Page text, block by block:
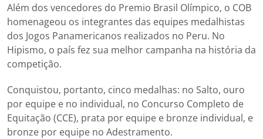
Além dos vencedores do Premio Brasil Olímpico, o COB
homenageou os integrantes das equipes medalhistas
dos Jogos Panamericanos realizados no Peru. No
Hipismo, o país fez sua melhor campanha na história da
competição.
Conquistou, portanto, cinco medalhas: no Salto, ouro
por equipe e no individual, no Concurso Completo de
Equitação (CCE), prata por equipe e bronze individual, e
bronze por equipe no Adestramento.